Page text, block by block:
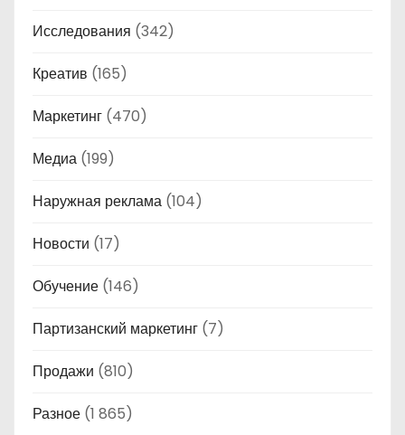
Исследования (342)
Креатив (165)
Маркетинг (470)
Медиа (199)
Наружная реклама (104)
Новости (17)
Обучение (146)
Партизанский маркетинг (7)
Продажи (810)
Разное (1 865)